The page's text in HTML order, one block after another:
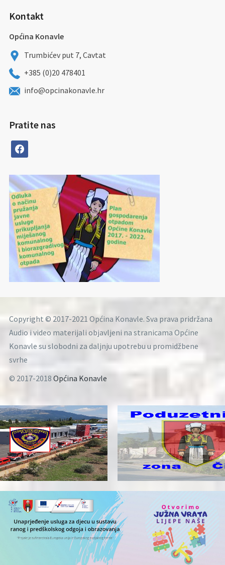
Kontakt
Općina Konavle
Trumbićev put 7, Cavtat
+385 (0)20 478401
info@opcinakonavle.hr
Pratite nas
facebook
Copyright © 2017-2021 Općina Konavle. Sva prava pridržana
Audio i video materijali objavljeni na stranicama Općine
Konavle su slobodni za daljnju upotrebu u promidžbene
svrhe
© 2017-2018 Općina Konavle